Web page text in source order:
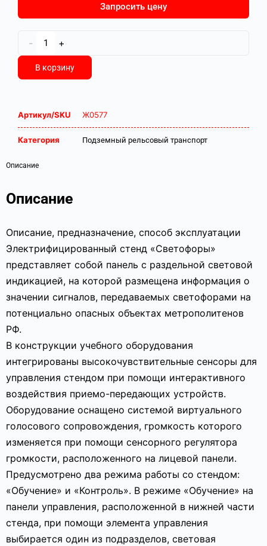
Запросить цену
- +
В корзину
Артикул/SKU Ж0577
Категория Подземный рельсовый транспорт
Описание
Описание
Описание, предназначение, способ эксплуатации
Электрифицированный стенд «Светофоры»
представляет собой панель с раздельной световой
индикацией, на которой размещена информация о
значении сигналов, передаваемых светофорами на
потенциально опасных объектах метрополитенов
РФ.
В конструкции учебного оборудования
интегрированы высокочувствительные сенсоры для
управления стендом при помощи интерактивного
воздействия приемо-передающих устройств.
Оборудование оснащено системой виртуального
голосового сопровождения, громкость которого
изменяется при помощи сенсорного регулятора
громкости, расположенного на лицевой панели.
Предусмотрено два режима работы со стендом:
«Обучение» и «Контроль». В режиме «Обучение» на
панели управления, расположенной в нижней части
стенда, при помощи элемента управления
выбирается один из подразделов, световая